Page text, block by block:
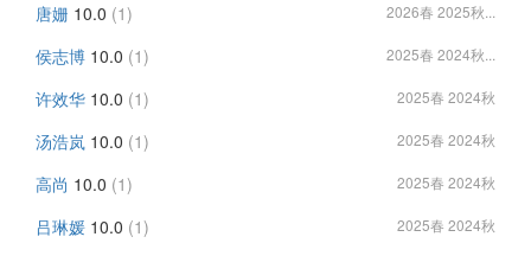
唐姗 10.0 (1) 2026春 2025秋...
侯志博 10.0 (1) 2025春 2024秋...
许效华 10.0 (1) 2025春 2024秋
汤浩岚 10.0 (1) 2025春 2024秋
高尚 10.0 (1) 2025春 2024秋
吕琳媛 10.0 (1) 2025春 2024秋